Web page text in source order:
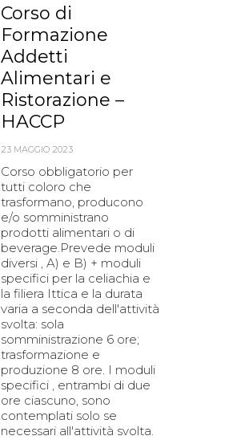
Corso di
Formazione
Addetti
Alimentari e
Ristorazione –
HACCP
23 MAGGIO 2023
Corso obbligatorio per
tutti coloro che
trasformano, producono
e/o somministrano
prodotti alimentari o di
beverage.Prevede moduli
diversi , A) e B) + moduli
specifici per la celiachia e
la filiera Ittica e la durata
varia a seconda dell'attività
svolta: sola
somministrazione 6 ore;
trasformazione e
produzione 8 ore. I moduli
specifici , entrambi di due
ore ciascuno, sono
contemplati solo se
necessari all'attività svolta.